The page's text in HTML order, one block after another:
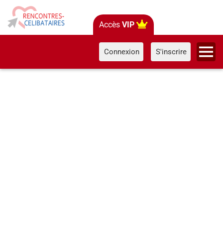
Accès VIP
Connexion S'inscrire